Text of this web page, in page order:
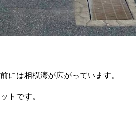
には相模湾が広がっています。
トです。